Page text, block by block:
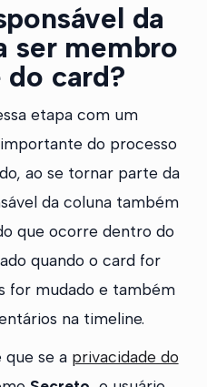
da
ser membro
do card?
etapa com um
do processo
ao se tornar parte da
da coluna também
que ocorre dentro do
quando o card for
for mudado e também
na timeline.
se a privacidade do